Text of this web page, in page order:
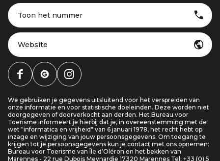
Toon het nummer
Website
We gebruiken je gegevens uitsluitend voor het verspreiden van
onze informatie en voor statistische doeleinden. Deze worden niet
doorgegeven of doorverkocht aan derden. Het Bureau voor
Toerisme informeert je hierbij dat je, in overeenstemming met de
wet "informatica en vrijheid" van 6 januari 1978, het recht hebt op
inzage en wijziging van jouw persoonsgegevens. Om toegang te
krijgen tot je persoonsgegevens kun je contact met ons opnemen:
Bureau voor Toerisme van Île d’Oléron en het bekken van
Marennes - 22 rue Dubois Meynardie 17320 Marennes Tel: +33 (0) 5